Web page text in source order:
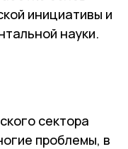
инициативы и
науки.
сектора
проблемы, в